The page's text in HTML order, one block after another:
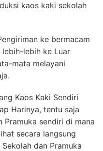
kaos kaki sekolah
ke bermacam
lebih ke Luar
mata melayani
Kaos Kaki Sendiri
Harinya, tentu saja
Pramuka sendiri di mana
secara langsung
dan Pramuka